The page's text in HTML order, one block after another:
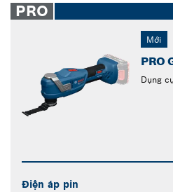
PRO
Mới
PRO
Dụng
Điện áp pin